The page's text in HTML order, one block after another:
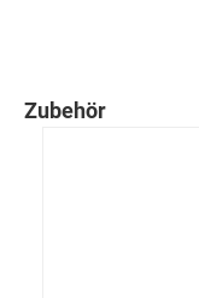
Zubehör